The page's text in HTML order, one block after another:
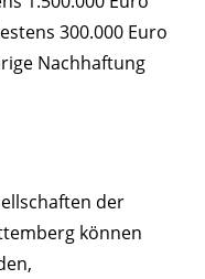
300.000 Euro
Nachhaftung
der
können